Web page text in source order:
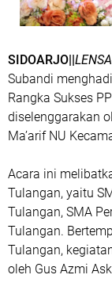
SIDOARJO||
Subandi
Rangka Sukses
diselenggarakan
Ma’arif NU
Acara ini
Tulangan, yaitu
Tulangan, SMA
Tulangan.
Tulangan,
oleh Gus Azmi